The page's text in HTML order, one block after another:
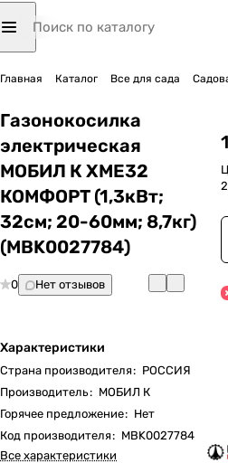
Главная Каталог Все для сада
Газонокосилка
электрическая
МОБИЛ К XME32
КОМФОРТ (1,3кВт;
32cм; 20-60мм; 8,7кг)
(MBK0027784)
0 Нет отзывов
Характеристики
Страна производителя: РОССИЯ
Производитель: МОБИЛ К
Горячее предложение: Нет
Код производителя: MBK0027784
Все характеристики